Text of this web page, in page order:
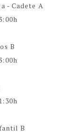
- Cadete A
B
B